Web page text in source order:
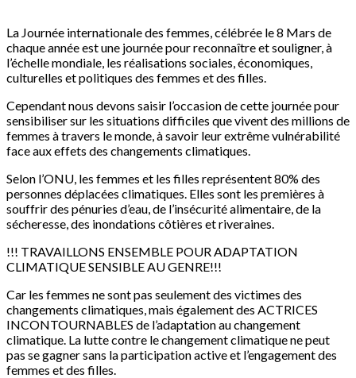
La Journée internationale des femmes, célébrée le 8 Mars de
chaque année est une journée pour reconnaître et souligner, à
l’échelle mondiale, les réalisations sociales, économiques,
culturelles et politiques des femmes et des filles.
Cependant nous devons saisir l’occasion de cette journée pour
sensibiliser sur les situations difficiles que vivent des millions de
femmes à travers le monde, à savoir leur extrême vulnérabilité
face aux effets des changements climatiques.
Selon l’ONU, les femmes et les filles représentent 80% des
personnes déplacées climatiques. Elles sont les premières à
souffrir des pénuries d’eau, de l’insécurité alimentaire, de la
sécheresse, des inondations côtières et riveraines.
!!! TRAVAILLONS ENSEMBLE POUR ADAPTATION
CLIMATIQUE SENSIBLE AU GENRE!!!
Car les femmes ne sont pas seulement des victimes des
changements climatiques, mais également des ACTRICES
INCONTOURNABLES de l’adaptation au changement
climatique. La lutte contre le changement climatique ne peut
pas se gagner sans la participation active et l’engagement des
femmes et des filles.